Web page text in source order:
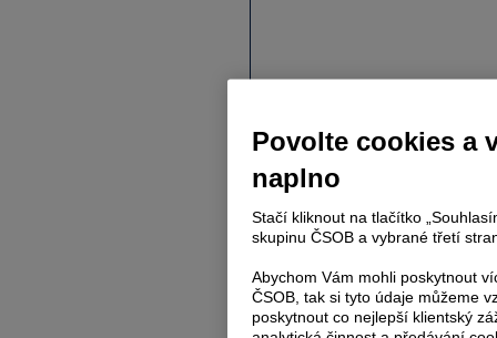
Povolte cookies a
naplno
Stačí kliknout na tlačítko
skupinu ČSOB a vybrané třetí
Abychom Vám mohli poskytnout
ČSOB, tak si tyto údaje můžeme
poskytnout co nejlepší klientský